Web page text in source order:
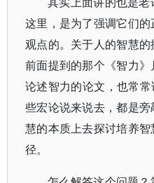
这里，是为了强调它们
观点的。关于人的智慧
前面提到的那个《智力
论述智力的论文，也常
些宏论说来说去，都是
慧的本质上去探讨培养
径。